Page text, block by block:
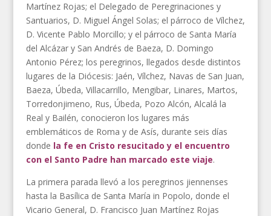
Martínez Rojas; el Delegado de Peregrinaciones y
Santuarios, D. Miguel Ángel Solas; el párroco de Vílchez,
D. Vicente Pablo Morcillo; y el párroco de Santa María
del Alcázar y San Andrés de Baeza, D. Domingo
Antonio Pérez; los peregrinos, llegados desde distintos
lugares de la Diócesis: Jaén, Vílchez, Navas de San Juan,
Baeza, Úbeda, Villacarrillo, Mengibar, Linares, Martos,
Torredonjimeno, Rus, Úbeda, Pozo Alcón, Alcalá la
Real y Bailén, conocieron los lugares más
emblemáticos de Roma y de Asís, durante seis días
donde la fe en Cristo resucitado y el encuentro
con el Santo Padre han marcado este viaje.
La primera parada llevó a los peregrinos jiennenses
hasta la Basílica de Santa María in Popolo, donde el
Vicario General, D. Francisco Juan Martínez Rojas